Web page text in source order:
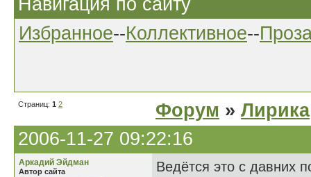
Навигация по сайту
Избранное--Коллективное--
Страниц: 1 2 Форум » Лирика
2006-11-27 09:22:16
Аркадий Эйдман
Автор сайта
Ведётся это с давних